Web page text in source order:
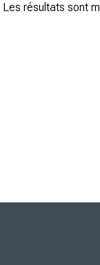
Les résultats sont